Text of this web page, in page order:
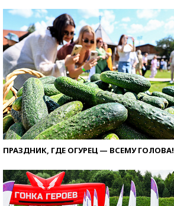
ПРАЗДНИК, ГДЕ ОГУРЕЦ — ВСЕМУ ГОЛОВА!